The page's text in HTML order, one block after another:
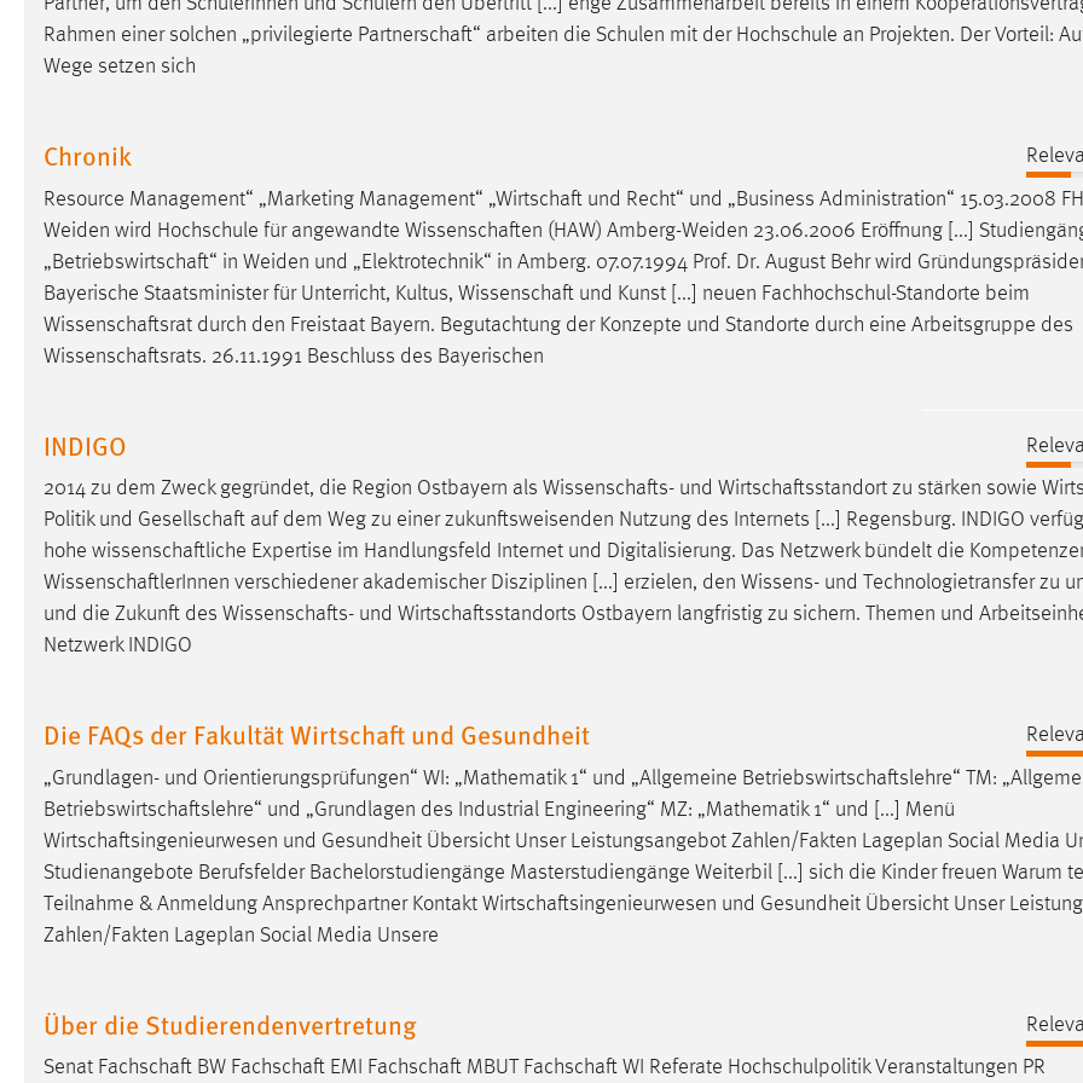
Rahmen einer solchen „privilegierte Partnerschaft“ arbeiten die Schulen mit der Hochschule an Projekten. Der Vorteil:
Wege setzen sich
Chronik
Resource Management“ „Marketing Management“ „Wirtschaft und Recht“ und „Business Administration“ 15.03.2008
Weiden wird Hochschule für angewandte Wissenschaften (HAW) Amberg-Weiden 23.06.2006 Eröffnung [...]
„Betriebswirtschaft“ in Weiden und „Elektrotechnik“ in Amberg. 07.07.1994 Prof. Dr. August Behr wird
Bayerische Staatsminister für Unterricht, Kultus, Wissenschaft und Kunst [...] neuen Fachhochschul-Standorte beim
Wissenschaftsrat durch den Freistaat Bayern. Begutachtung der Konzepte und Standorte durch eine Arbeitsgruppe des
Wissenschaftsrats. 26.11.1991 Beschluss des Bayerischen
INDIGO
2014 zu dem Zweck gegründet, die Region Ostbayern als Wissenschafts- und Wirtschaftsstandort zu stärken sowie
Politik und Gesellschaft auf dem Weg zu einer zukunftsweisenden Nutzung des Internets [...] Regensburg. INDIGO
hohe wissenschaftliche Expertise im Handlungsfeld Internet und Digitalisierung. Das Netzwerk bündelt die
WissenschaftlerInnen verschiedener akademischer Disziplinen [...] erzielen, den Wissens- und Technologietransfer zu
und die Zukunft des Wissenschafts- und Wirtschaftsstandorts Ostbayern langfristig zu sichern. Themen und
Netzwerk INDIGO
Die FAQs der Fakultät Wirtschaft und Gesundheit
„Grundlagen- und Orientierungsprüfungen“ WI: „Mathematik 1“ und „Allgemeine Betriebswirtschaftslehre“ TM:
Betriebswirtschaftslehre“ und „Grundlagen des Industrial Engineering“ MZ: „Mathematik 1“ und [...] Menü
Wirtschaftsingenieurwesen und Gesundheit Übersicht Unser Leistungsangebot Zahlen/Fakten Lageplan Social Media
Studienangebote Berufsfelder Bachelorstudiengänge Masterstudiengänge Weiterbil [...] sich die Kinder freuen Warum
Teilnahme & Anmeldung Ansprechpartner Kontakt Wirtschaftsingenieurwesen und Gesundheit Übersicht Unser
Zahlen/Fakten Lageplan Social Media Unsere
Über die Studierendenvertretung
Senat Fachschaft BW Fachschaft EMI Fachschaft MBUT Fachschaft WI Referate Hochschulpolitik Veranstaltungen PR
externen Medien Cookies gesetzt.
Vimeo